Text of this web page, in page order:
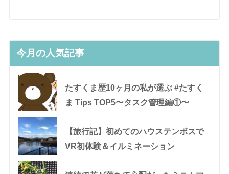
今月の人気記事
たすくま歴10ヶ月の私が選ぶ #たすく
ま Tips TOP5〜タスク管理編①〜
【旅行記】初めてのハウステンボスで
VR初体験＆イルミネーション